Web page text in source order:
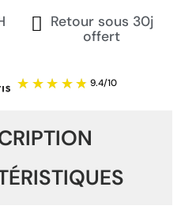
Retour sous 30j
offert